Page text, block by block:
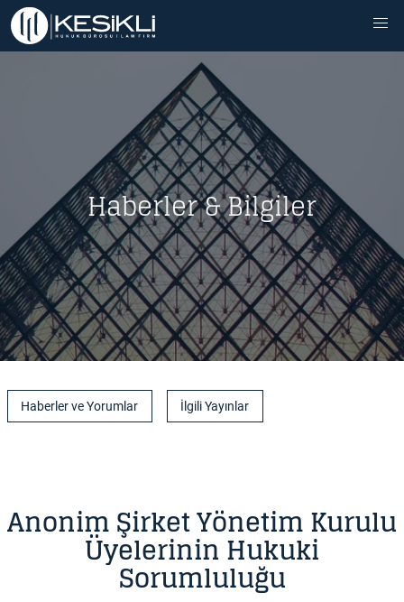
Haberler & Bilgiler
Haberler ve Yorumlar İlgili Yayınlar
Anonim Şirket Yönetim Kurulu
Üyelerinin Hukuki
Sorumluluğu